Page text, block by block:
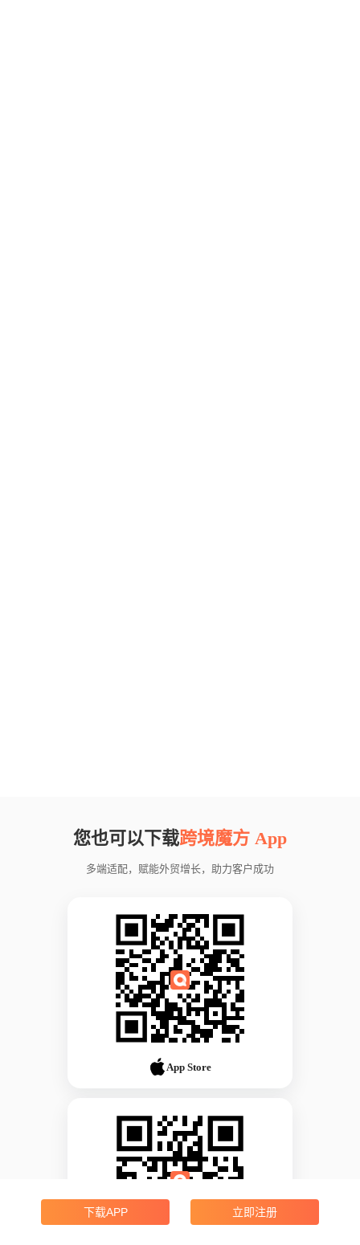
您也可以下载跨境魔方 App
多端适配，赋能外贸增长，助力客户成功
App Store
下载APP 立即注册